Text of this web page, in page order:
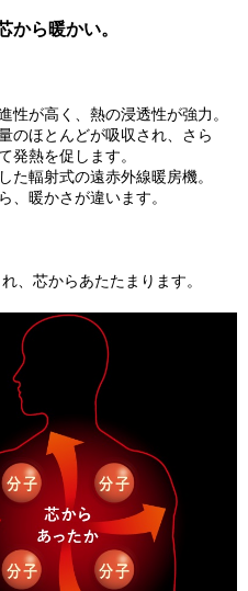
から暖かい。
性が高く、熱の浸透性が強力。
のほとんどが吸収され、さら
発熱を促します。
た輻射式の遠赤外線暖房機。
、暖かさが違います。
、芯からあたたまります。